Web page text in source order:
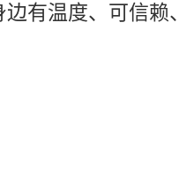
有温度、可信赖